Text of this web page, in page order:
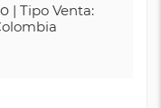
| Tipo Venta: